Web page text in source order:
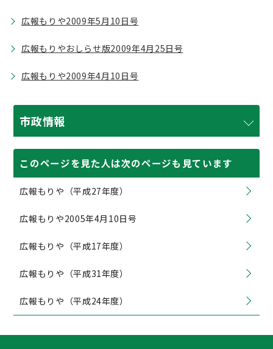
広報もりや2009年5月10日号
広報もりやおしらせ版2009年4月25日号
広報もりや2009年4月10日号
市政情報
このページを見た人は次のページも見ています
広報もりや（平成27年度）
広報もりや2005年4月10日号
広報もりや（平成17年度）
広報もりや（平成31年度）
広報もりや（平成24年度）